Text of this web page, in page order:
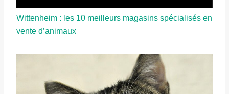
Wittenheim : les 10 meilleurs magasins spécialisés en
vente d’animaux